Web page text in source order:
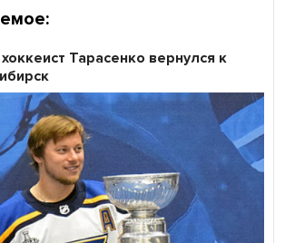
Тарасенко вернулся к